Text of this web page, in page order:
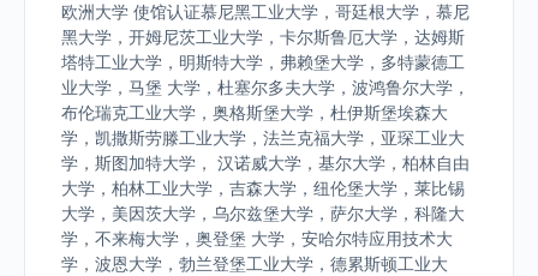
欧洲大学 使馆认证慕尼黑工业大学，哥廷根大学，慕尼
黑大学，开姆尼茨工业大学，卡尔斯鲁厄大学，达姆斯
塔特工业大学，明斯特大学，弗赖堡大学，多特蒙德工
业大学，马堡 大学，杜塞尔多夫大学，波鸿鲁尔大学，
布伦瑞克工业大学，奥格斯堡大学，杜伊斯堡埃森大
学，凯撒斯劳滕工业大学，法兰克福大学，亚琛工业大
学，斯图加特大学， 汉诺威大学，基尔大学，柏林自由
大学，柏林工业大学，吉森大学，纽伦堡大学，莱比锡
大学，美因茨大学，乌尔兹堡大学，萨尔大学，科隆大
学，不来梅大学，奥登堡 大学，安哈尔特应用技术大
学，波恩大学，勃兰登堡工业大学，德累斯顿工业大